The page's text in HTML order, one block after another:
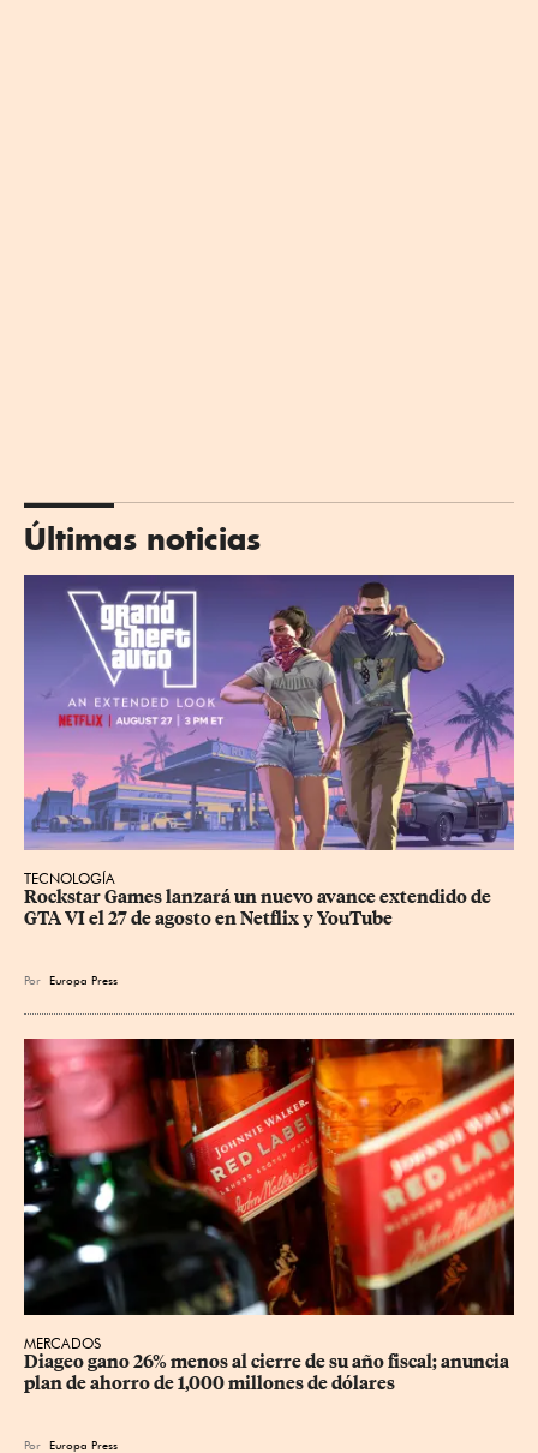
Últimas noticias
TECNOLOGÍA
Rockstar Games lanzará un nuevo avance extendido de
GTA VI el 27 de agosto en Netflix y YouTube
Por Europa Press
MERCADOS
Diageo gano 26% menos al cierre de su año fiscal; anuncia
plan de ahorro de 1,000 millones de dólares
Por Europa Press